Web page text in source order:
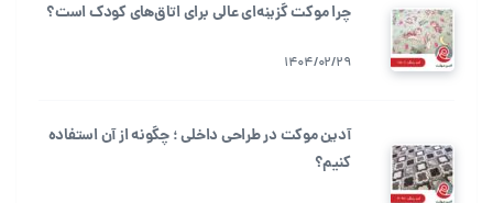
چرا موکت گزینه‌ای عالی برای اتاق‌های کودک است؟
1404/02/29
آدین موکت در طراحی داخلی ؛ چگونه از آن استفاده
کنیم؟